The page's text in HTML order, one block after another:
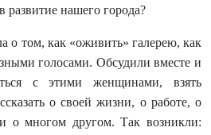
развитие нашего города?
о том, как «оживить» галерею, как
голосами. Обсудили вместе и
с этими женщинами, взять
о своей жизни, о работе, о
о многом другом. Так возникли: